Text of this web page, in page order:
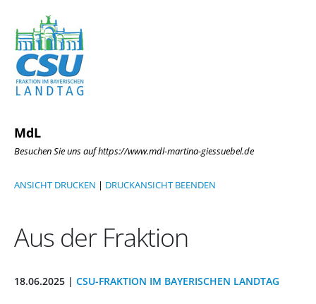
MdL
Besuchen Sie uns auf https://www.mdl-martina-giessuebel.de
ANSICHT DRUCKEN | DRUCKANSICHT BEENDEN
Aus der Fraktion
18.06.2025 | CSU-FRAKTION IM BAYERISCHEN LANDTAG